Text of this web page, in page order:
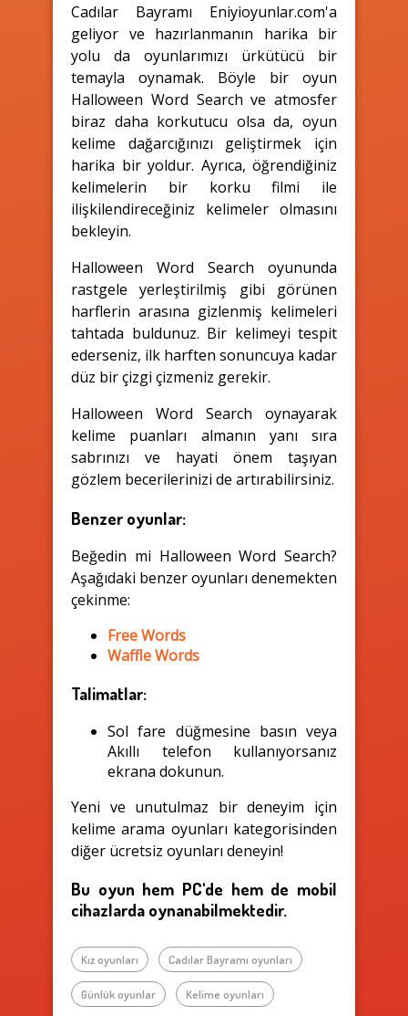
Cadılar Bayramı Eniyioyunlar.com'a
geliyor ve hazırlanmanın harika bir
yolu da oyunlarımızı ürkütücü bir
temayla oynamak. Böyle bir oyun
Halloween Word Search ve atmosfer
biraz daha korkutucu olsa da, oyun
kelime dağarcığınızı geliştirmek için
harika bir yoldur. Ayrıca, öğrendiğiniz
kelimelerin bir korku filmi ile
ilişkilendireceğiniz kelimeler olmasını
bekleyin.
Halloween Word Search oyununda
rastgele yerleştirilmiş gibi görünen
harflerin arasına gizlenmiş kelimeleri
tahtada buldunuz. Bir kelimeyi tespit
ederseniz, ilk harften sonuncuya kadar
düz bir çizgi çizmeniz gerekir.
Halloween Word Search oynayarak
kelime puanları almanın yanı sıra
sabrınızı ve hayati önem taşıyan
gözlem becerilerinizi de artırabilirsiniz.
Benzer oyunlar:
Beğedin mi Halloween Word Search?
Aşağıdaki benzer oyunları denemekten
çekinme:
Free Words
Waffle Words
Talimatlar:
Sol fare düğmesine basın veya
Akıllı telefon kullanıyorsanız
ekrana dokunun.
Yeni ve unutulmaz bir deneyim için
kelime arama oyunları kategorisinden
diğer ücretsiz oyunları deneyin!
Bu oyun hem PC'de hem de mobil
cihazlarda oynanabilmektedir.
Kız oyunları Cadılar Bayramı oyunları
Günlük oyunlar Kelime oyunları